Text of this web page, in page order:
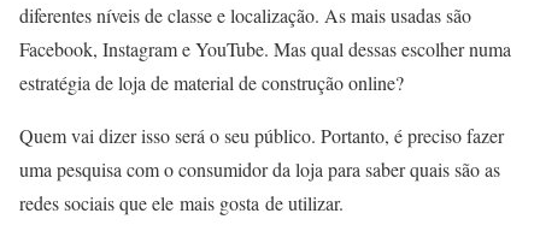
diferentes níveis de classe e localização. As mais usadas são
Facebook, Instagram e YouTube. Mas qual dessas escolher numa
estratégia de loja de material de construção online?
Quem vai dizer isso será o seu público. Portanto, é preciso fazer
uma pesquisa com o consumidor da loja para saber quais são as
redes sociais que ele mais gosta de utilizar.